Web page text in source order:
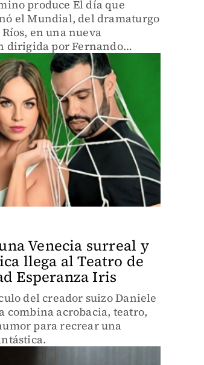
produce El día que
el Mundial, del dramaturgo
en una nueva
dirigida por Fernando
protagonizada por Carlos
Alexa Martin.
Venecia surreal y
llega al Teatro de
Esperanza Iris
del creador suizo Daniele
combina acrobacia, teatro,
para recrear una